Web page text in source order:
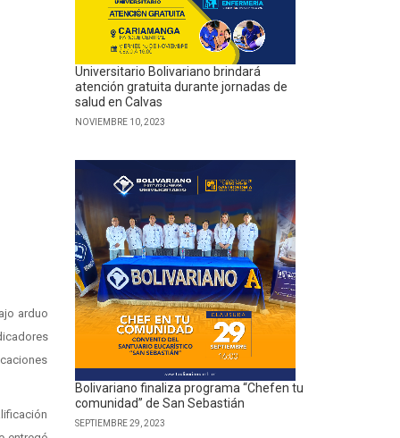
arduo
Universitario Bolivariano brindará
atención gratuita durante jornadas de
salud en Calvas
NOVIEMBRE 10, 2023
Bolivariano finaliza programa “Chefen tu
comunidad” de San Sebastián
SEPTIEMBRE 29, 2023